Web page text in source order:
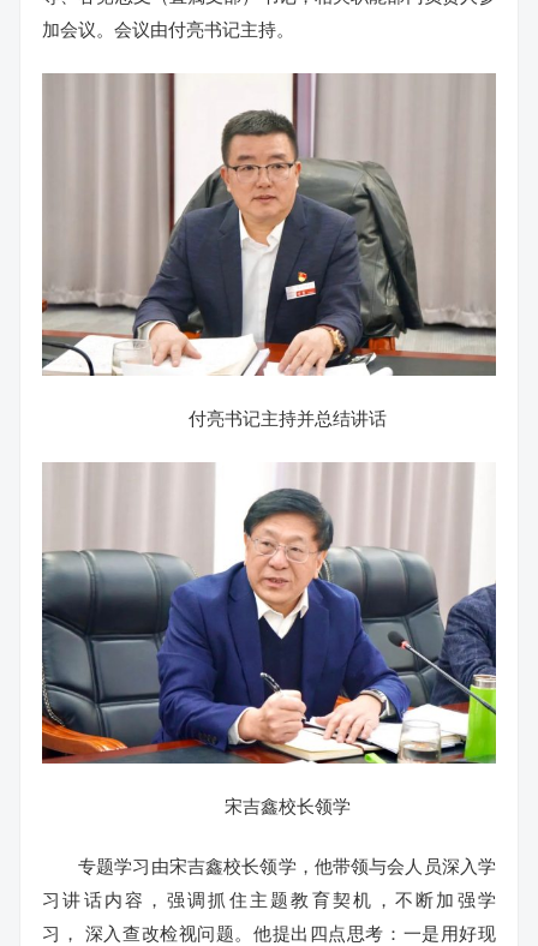
加会议。会议由付亮书记主持。
付亮书记主持并总结讲话
宋吉鑫校长领学
专题学习由宋吉鑫校长领学，他带领与会人员深入学
习讲话内容，强调抓住主题教育契机，不断加强学
习， 深入查改检视问题。他提出四点思考：一是用好现